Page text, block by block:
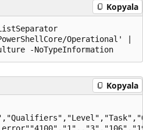
Kopyala
Operational' |
Kopyala